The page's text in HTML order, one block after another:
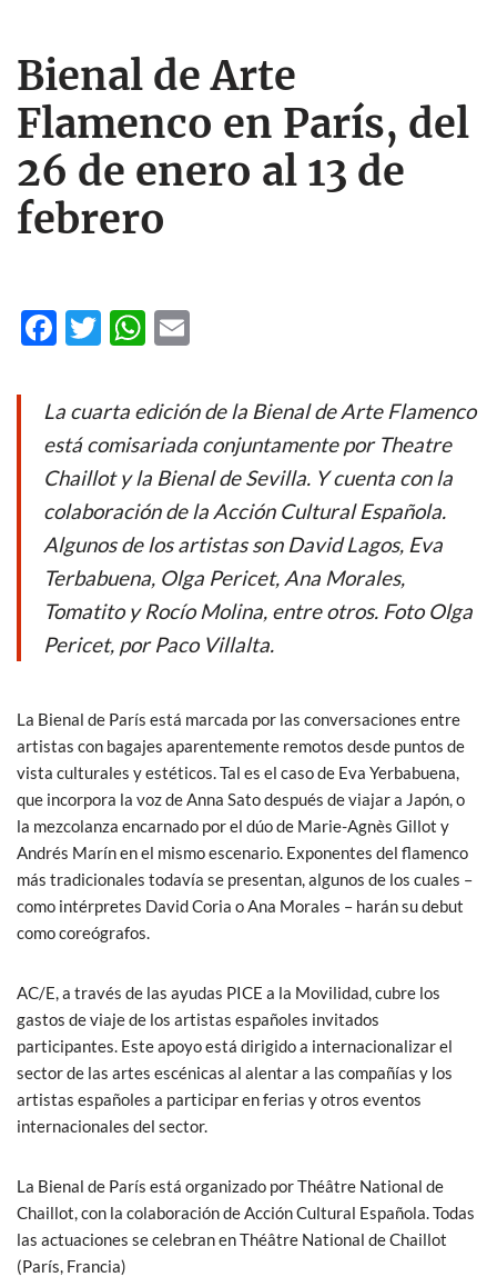
Bienal de Arte
Flamenco en París, del
26 de enero al 13 de
febrero
F
e
b
o
o
k
T
itt
er
W
at
s
A
p
p
ail
La cuarta edición de la Bienal de Arte Flamenco
está comisariada conjuntamente por Theatre
Chaillot y la Bienal de Sevilla. Y cuenta con la
colaboración de la Acción Cultural Española.
Algunos de los artistas son David Lagos, Eva
Terbabuena, Olga Pericet, Ana Morales,
Tomatito y Rocío Molina, entre otros. Foto Olga
Pericet, por Paco Villalta.
La Bienal de París está marcada por las conversaciones entre
artistas con bagajes aparentemente remotos desde puntos de
vista culturales y estéticos. Tal es el caso de Eva Yerbabuena,
que incorpora la voz de Anna Sato después de viajar a Japón, o
la mezcolanza encarnado por el dúo de Marie-Agnès Gillot y
Andrés Marín en el mismo escenario. Exponentes del flamenco
más tradicionales todavía se presentan, algunos de los cuales –
como intérpretes David Coria o Ana Morales – harán su debut
como coreógrafos.
AC/E, a través de las ayudas PICE a la Movilidad, cubre los
gastos de viaje de los artistas españoles invitados
participantes. Este apoyo está dirigido a internacionalizar el
sector de las artes escénicas al alentar a las compañías y los
artistas españoles a participar en ferias y otros eventos
internacionales del sector.
La Bienal de París está organizado por Théâtre National de
Chaillot, con la colaboración de Acción Cultural Española. Todas
las actuaciones se celebran en Théâtre National de Chaillot
(París, Francia)